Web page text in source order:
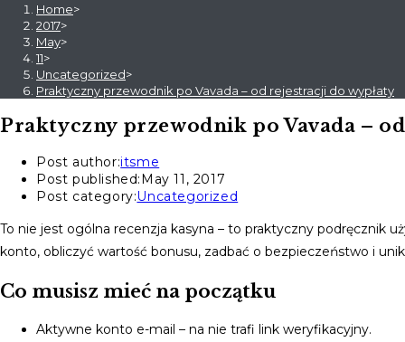
Home>
2017>
May>
11>
Uncategorized>
Praktyczny przewodnik po Vavada – od rejestracji do wypłaty
Praktyczny przewodnik po Vavada –
Post author:itsme
Post published:May 11, 2017
Post category:Uncategorized
To nie jest ogólna recenzja kasyna – to praktyczny podręcznik
konto, obliczyć wartość bonusu, zadbać o bezpieczeństwo i
Co musisz mieć na początku
Aktywne konto e-mail – na nie trafi link weryfikacyjny.